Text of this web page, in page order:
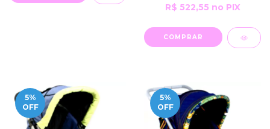
R$ 522,55 no PIX
5%
OFF
5%
OFF